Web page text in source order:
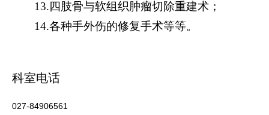
13.四肢骨与软组织肿瘤切除重建术；
14.各种手外伤的修复手术等等。
科室电话
027-84906561